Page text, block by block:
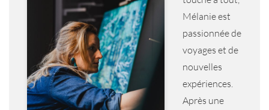
Mélanie est
passionnée de
voyages et de
nouvelles
expériences.
Après une